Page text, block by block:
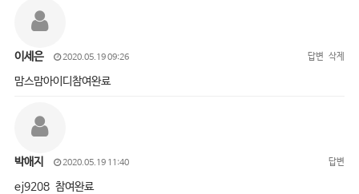
이세은 2020.05.19 09:26 답변 삭제
맘스맘아이디참여완료
박애지 2020.05.19 11:40 답변
ej9208 참여완료